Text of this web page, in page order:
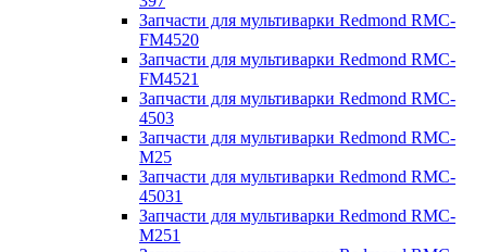
Запчасти для мультиварки Redmond RMC-
FM4520
Запчасти для мультиварки Redmond RMC-
FM4521
Запчасти для мультиварки Redmond RMC-
4503
Запчасти для мультиварки Redmond RMC-
M25
Запчасти для мультиварки Redmond RMC-
45031
Запчасти для мультиварки Redmond RMC-
M251